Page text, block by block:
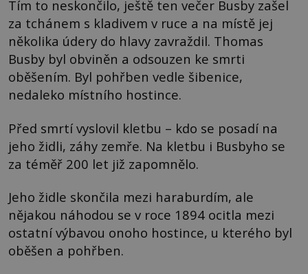
Tím to neskončilo, ještě ten večer Busby zašel
za tchánem s kladivem v ruce a na místě jej
několika údery do hlavy zavraždil. Thomas
Busby byl obviněn a odsouzen ke smrti
oběšením. Byl pohřben vedle šibenice,
nedaleko místního hostince.
Před smrtí vyslovil kletbu – kdo se posadí na
jeho židli, záhy zemře. Na kletbu i Busbyho se
za téměř 200 let již zapomnělo.
Jeho židle skončila mezi haraburdím, ale
nějakou náhodou se v roce 1894 ocitla mezi
ostatní výbavou onoho hostince, u kterého byl
oběšen a pohřben.